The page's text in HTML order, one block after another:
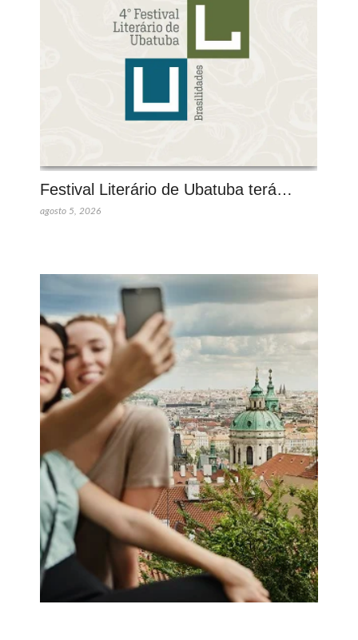
Festival Literário de Ubatuba terá…
agosto 5, 2026